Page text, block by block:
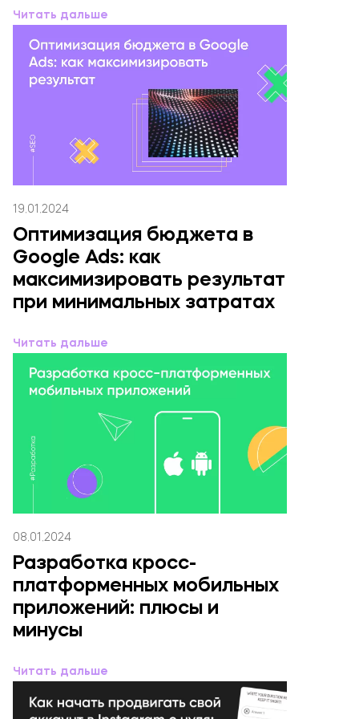
Читать дальше
19.01.2024
Оптимизация бюджета в
Google Ads: как
максимизировать результат
при минимальных затратах
Читать дальше
08.01.2024
Разработка кросс-
платформенных мобильных
приложений: плюсы и
минусы
Читать дальше